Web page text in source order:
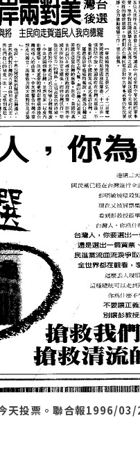
天投票。聯合報1996/03/